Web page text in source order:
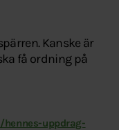
Kanske är
få ordning på
uppdrag-